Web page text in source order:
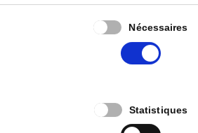
Nécessaires
Statistiques
Conseil Communal
/ CPAS Ce dernier conseil
groupe qui font un énorme travail
Bach et Paul Foguenne. ...